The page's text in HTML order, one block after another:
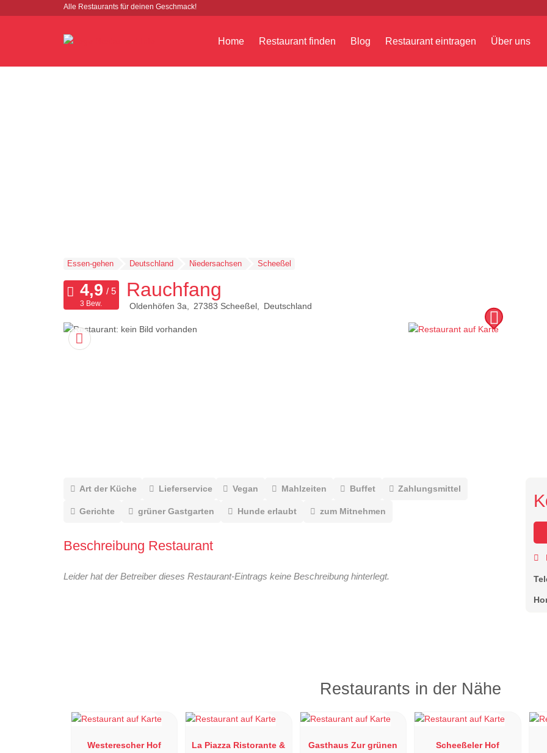
Alle Restaurants für deinen Geschmack!
Home Restaurant finden Blog Restaurant eintragen Über uns
Essen-gehen Deutschland Niedersachsen Scheeßel
Rauchfang
Oldenhöfen 3a 27383 Scheeßel Deutschland
3 Bew.
Art der Küche Lieferservice Vegan Mahlzeiten Buffet Zahlungsmittel
Gerichte grüner Gastgarten Hunde erlaubt zum Mitnehmen
Beschreibung Restaurant
Leider hat der Betreiber dieses Restaurant-Eintrags keine Beschreibung hinterlegt.
Restaurants in der Nähe
Westerescher Hof
La Piazza Ristorante &
Gasthaus Zur grünen
Scheeßeler Hof